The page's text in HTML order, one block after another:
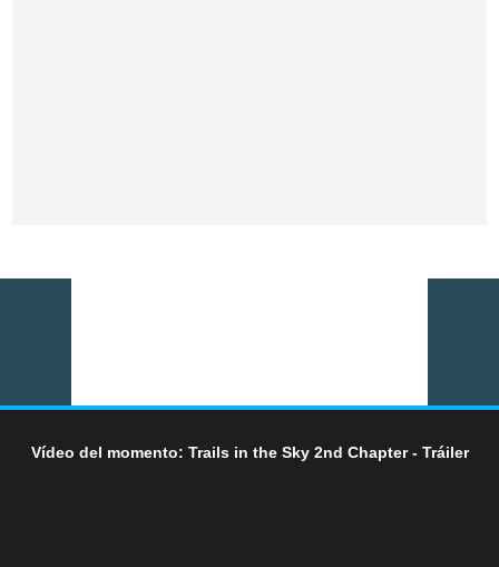
Vídeo del momento: Trails in the Sky 2nd Chapter - Tráiler